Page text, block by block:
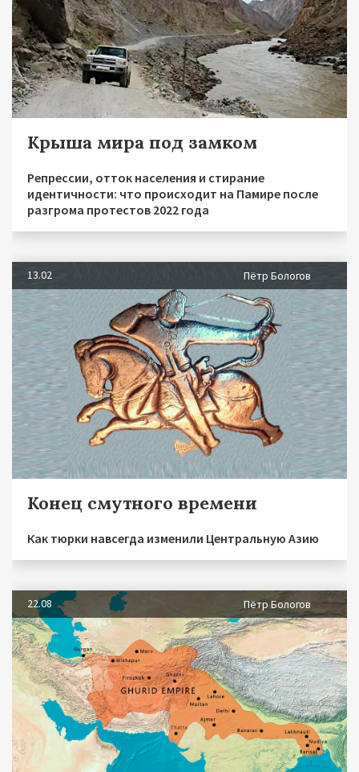
Крыша мира под замком
Репрессии, отток населения и стирание
идентичности: что происходит на Памире после
разгрома протестов 2022 года
13.02 Пётр Бологов
Конец смутного времени
Как тюрки навсегда изменили Центральную Азию
22.08 Пётр Бологов